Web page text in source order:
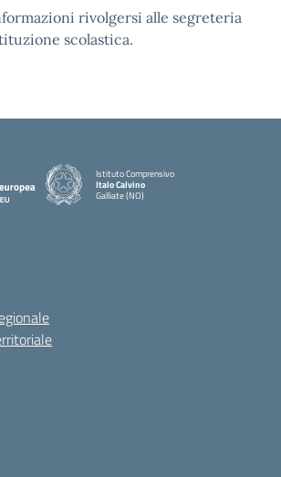
rivolgersi alle segreteria
scolastica.
Istituto Comprensivo
Italo Calvino
Galliate (NO)